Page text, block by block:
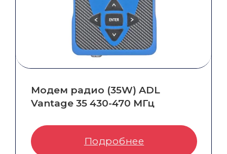
Гидрография
ГЕОДЕЗИЧЕСКИЕ АКСЕССУАРЫ
Бампер защитный
Отражатели и цели
Модем радио (35W) ADL
Vantage 35 430-470 МГц
Артикул: 430-470 МГц
Подробнее